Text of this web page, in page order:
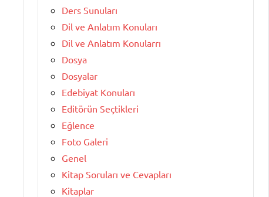
Ders Sunuları
Dil ve Anlatım Konuları
Dil ve Anlatım Konularrı
Dosya
Dosyalar
Edebiyat Konuları
Editörün Seçtikleri
Eğlence
Foto Galeri
Genel
Kitap Soruları ve Cevapları
Kitaplar